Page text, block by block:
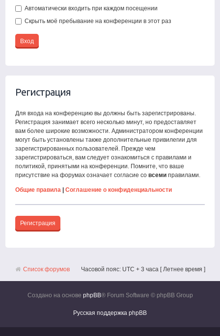
Автоматически входить при каждом посещении
Скрыть моё пребывание на конференции в этот раз
Регистрация
Для входа на конференцию вы должны быть зарегистрированы.
Регистрация занимает всего несколько минут, но предоставляет
вам более широкие возможности. Администратором конференции
могут быть установлены также дополнительные привилегии для
зарегистрированных пользователей. Прежде чем
зарегистрироваться, вам следует ознакомиться с правилами и
политикой, принятыми на конференции. Помните, что ваше
присутствие на форумах означает согласие совсеми правилами.
Общие правила |Соглашение о конфиденциальности
Регистрация
Список форумов Часовой пояс: UTC + 3 часа [ Летнее время ]
Создано на основе phpBB® Forum Software © phpBB Group
Русская поддержка phpBB